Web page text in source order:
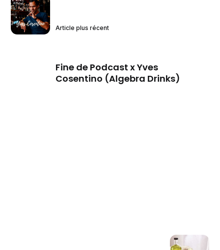
Article plus récent
Fine de Podcast x Yves
Cosentino (Algebra Drinks)